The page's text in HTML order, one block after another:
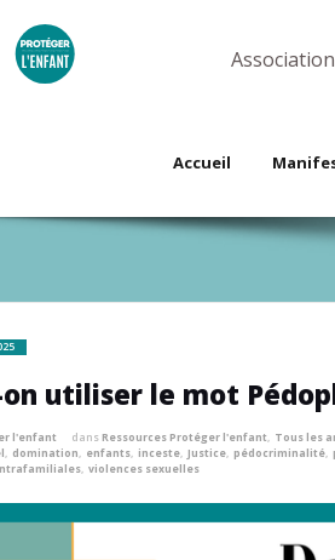
Accueil
utiliser le mot
l'enfant dansRessources Protéger l'enfant, Tous les
, domination, enfants, inceste, Justice, pédocriminalité,
, violences sexuelles